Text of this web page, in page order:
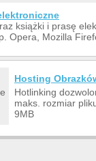
książki i prasę
Opera, Mozilla
Hosting
Hotlinking
maks. rozmiar
9MB